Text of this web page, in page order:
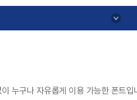
누구나 자유롭게 이용 가능한 폰트입